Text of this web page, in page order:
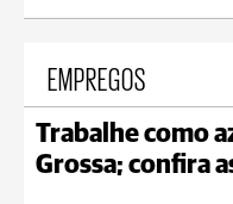
EMPREGOS
Trabalhe como
Grossa; confira